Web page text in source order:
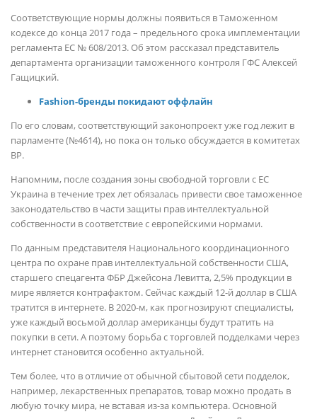
Соответствующие нормы должны появиться в Таможенном
кодексе до конца 2017 года – предельного срока имплементации
регламента ЕС № 608/2013. Об этом рассказал представитель
департамента организации таможенного контроля ГФС Алексей
Гащицкий.
Fashion-бренды покидают оффлайн
По его словам, соответствующий законопроект уже год лежит в
парламенте (№4614), но пока он только обсуждается в комитетах
ВР.
Напомним, после создания зоны свободной торговли с ЕС
Украина в течение трех лет обязалась привести свое таможенное
законодательство в части защиты прав интеллектуальной
собственности в соответствие с европейскими нормами.
По данным представителя Национального координационного
центра по охране прав интеллектуальной собственности США,
старшего спецагента ФБР Джейсона Левитта, 2,5% продукции в
мире является контрафактом. Сейчас каждый 12-й доллар в США
тратится в интернете. В 2020-м, как прогнозируют специалисты,
уже каждый восьмой доллар американцы будут тратить на
покупки в сети. А поэтому борьба с торговлей подделками через
интернет становится особенно актуальной.
Тем более, что в отличие от обычной сбытовой сети подделок,
например, лекарственных препаратов, товар можно продать в
любую точку мира, не вставая из-за компьютера. Основной